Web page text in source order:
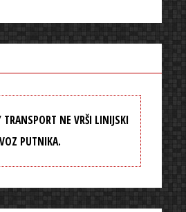
NE VRŠI LINIJSKI
PUTNIKA.